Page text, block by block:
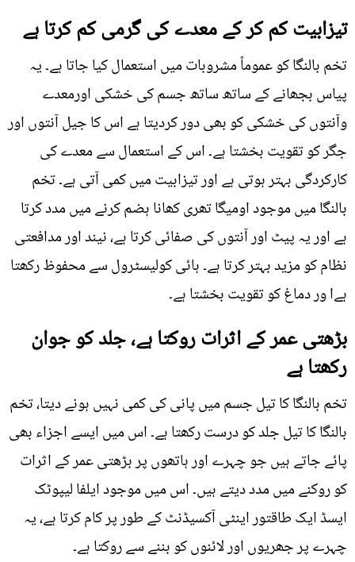
تیزابیت کم کر کے معدے کی گرمی کم کرتا ہے
تخم بالنگا کو عموماً مشروبات میں استعمال کیا جاتا ہے۔ یہ
پیاس بجھانے کے ساتھ ساتھ جسم کی خشکی اورمعدے
وآنتوں کی خشکی کو بھی دور کردیتا ہے اس کا جیل آنتوں اور
جگر کو تقویت بخشتا ہے۔ اس کے استعمال سے معدے کی
کارکردگی بہتر ہوتی ہے اور تیزابیت میں کمی آتی ہے۔ تخم
بالنگا میں موجود اومیگا تھری کھانا ہضم کرنے میں مدد کرتا
ہے اور یہ پیٹ اور آنتوں کی صفائی کرتا ہے، نیند اور مدافعتی
نظام کو مزید بہتر کرتا ہے۔ ہائی کولیسٹرول سے محفوظ رکھتا
ہےا ور دماغ کو تقویت بخشتا ہے۔
بڑھتی عمر کے اثرات روکتا ہے، جلد کو جوان
رکھتا ہے
تخم بالنگا کا تیل جسم میں پانی کی کمی نہیں ہونے دیتا، تخم
بالنگا کا تیل جلد کو درست رکھتا ہے۔ اس میں ایسے اجزاء بھی
پائے جاتے ہیں جو چہرے اور ہاتھوں پر بڑھتی عمر کے اثرات
کو روکنے میں مدد دیتے ہیں۔ اس میں موجود ایلفا لیپوٹک
ایسڈ ایک طاقتور اینٹی آکسیڈنٹ کے طور پر کام کرتا ہے، یہ
چہرے پر جھریوں اور لائنوں کو بننے سے روکتا ہے۔